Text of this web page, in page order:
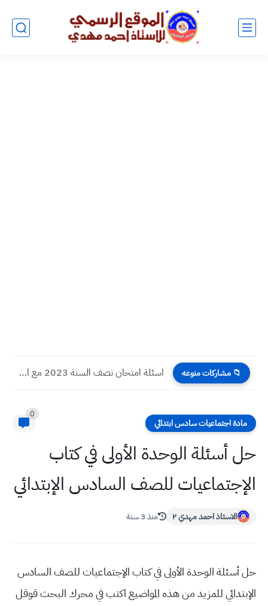
📁 مشاركات منوعه اسئلة امتحان نصف السنة 2023 مع الاجوبة علوم صف الخامس...
مادة اجتماعيات سادس ابتدائي
0
حل أسئلة الوحدة الأولى في كتاب
الإجتماعيات للصف السادس الإبتدائي
الاستاذ احمد مهدي ٢ منذ 3 سنة
حل أسئلة الوحدة الأولى في كتاب الإجتماعيات للصف السادس
الإبتدائي للمزيد من هذه المواضيع اكتب في محرك البحث قوقل